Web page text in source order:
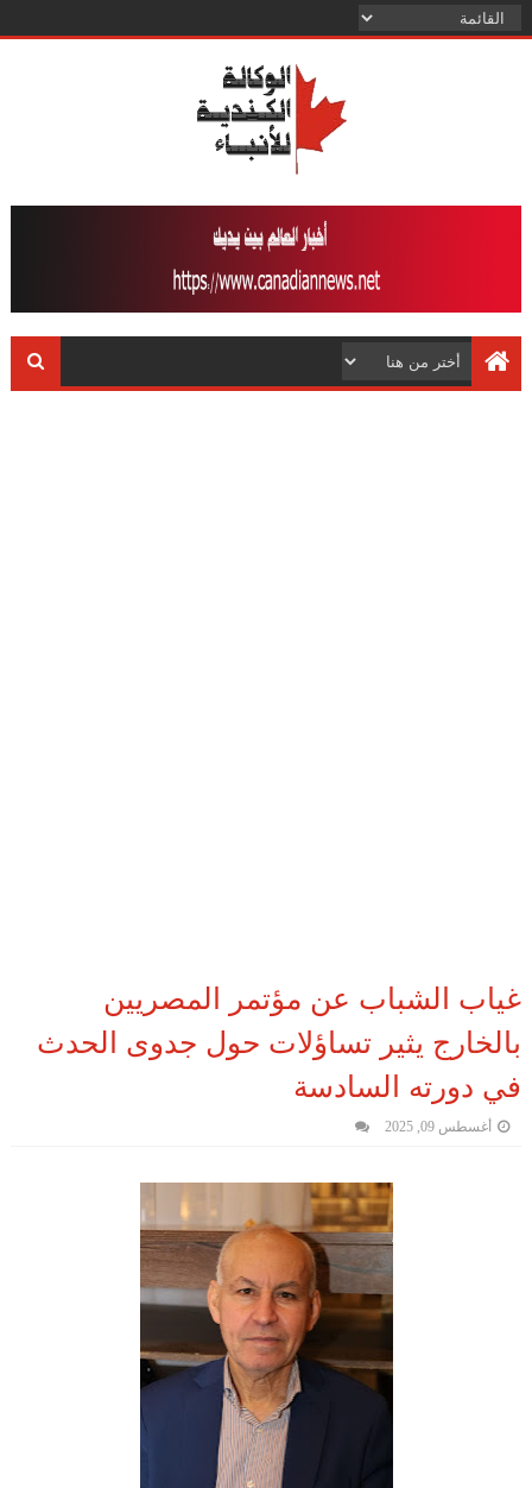
غياب الشباب عن مؤتمر المصريين
بالخارج يثير تساؤلات حول جدوى الحدث
في دورته السادسة
أغسطس 09, 2025